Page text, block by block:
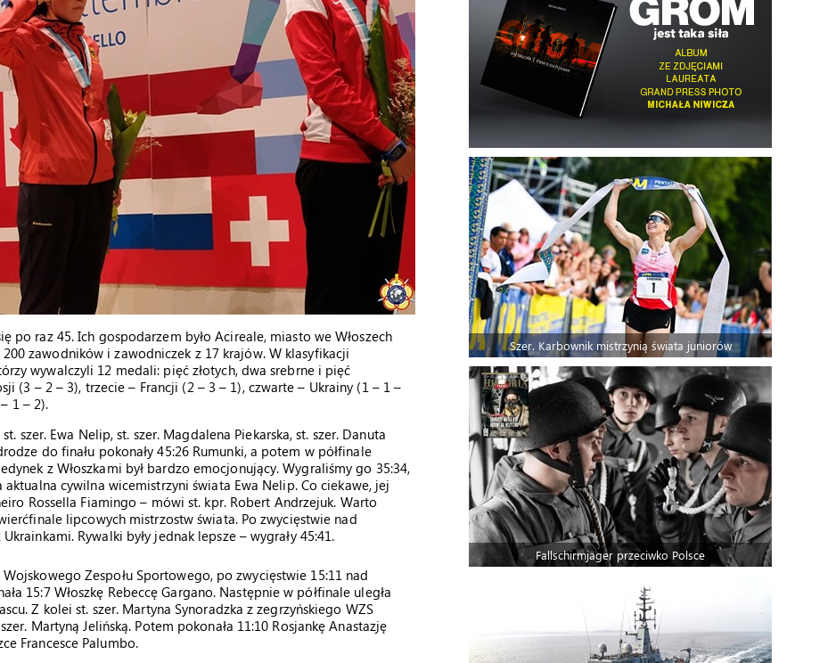
po raz 45. Ich gospodarzem było Acireale, miasto we Włoszech
zawodników i zawodniczek z 17 krajów. W klasyfikacji
wywalczyli 12 medali: pięć złotych, dwa srebrne i pięć
(3 – 2 – 3), trzecie – Francji (2 – 3 – 1), czwarte – Ukrainy (1 – 1 –
1 – 2).
szer. Ewa Nelip, st. szer. Magdalena Piekarska, st. szer. Danuta
do finału pokonały 45:26 Rumunki, a potem w półfinale
z Włoszkami był bardzo emocjonujący. Wygraliśmy go 35:34,
cywilna wicemistrzyni świata Ewa Nelip. Co ciekawe, jej
Rossella Fiamingo – mówi st. kpr. Robert Andrzejuk. Warto
lipcowych mistrzostw świata. Po zwycięstwie nad
Rywalki były jednak lepsze – wygrały 45:41.
Zespołu Sportowego, po zwycięstwie 15:11 nad
15:7 Włoszkę Rebeccę Gargano. Następnie w półfinale uległa
Z kolei st. szer. Martyna Synoradzka z zegrzyńskiego WZS
Martyną Jelińską. Potem pokonała 11:10 Rosjankę Anastazję
Francesce Palumbo.
Szer. Karbownik mistrzynią świata juniorów
Fallschirmjäger przeciwko Polsce